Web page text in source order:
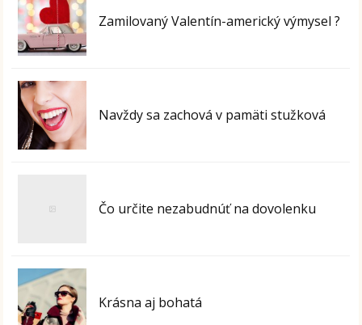
Zamilovaný Valentín-americký výmysel ?
Navždy sa zachová v pamäti stužková
Čo určite nezabudnúť na dovolenku
Krásna aj bohatá